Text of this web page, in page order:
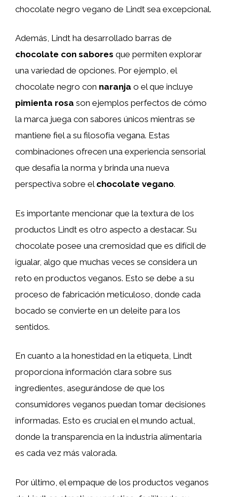
chocolate negro vegano de Lindt sea excepcional.
Además, Lindt ha desarrollado barras de
chocolate con sabores que permiten explorar
una variedad de opciones. Por ejemplo, el
chocolate negro con naranja o el que incluye
pimienta rosa son ejemplos perfectos de cómo
la marca juega con sabores únicos mientras se
mantiene fiel a su filosofía vegana. Estas
combinaciones ofrecen una experiencia sensorial
que desafía la norma y brinda una nueva
perspectiva sobre el chocolate vegano.
Es importante mencionar que la textura de los
productos Lindt es otro aspecto a destacar. Su
chocolate posee una cremosidad que es difícil de
igualar, algo que muchas veces se considera un
reto en productos veganos. Esto se debe a su
proceso de fabricación meticuloso, donde cada
bocado se convierte en un deleite para los
sentidos.
En cuanto a la honestidad en la etiqueta, Lindt
proporciona información clara sobre sus
ingredientes, asegurándose de que los
consumidores veganos puedan tomar decisiones
informadas. Esto es crucial en el mundo actual,
donde la transparencia en la industria alimentaria
es cada vez más valorada.
Por último, el empaque de los productos veganos